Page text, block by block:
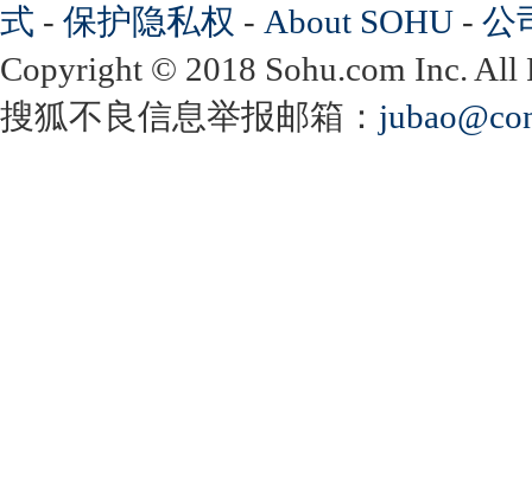
式 - 保护隐私权 - About SOHU - 公
Copyright © 2018 Sohu.com Inc.
搜狐不良信息举报邮箱：